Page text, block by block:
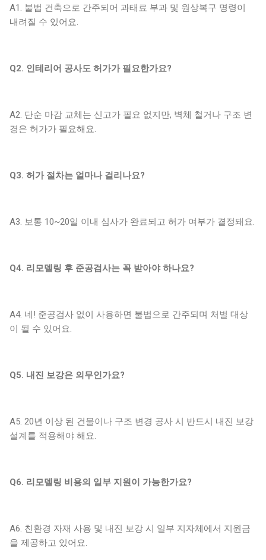
A1. 불법 건축으로 간주되어 과태료 부과 및 원상복구 명령이
내려질 수 있어요.
Q2. 인테리어 공사도 허가가 필요한가요?
A2. 단순 마감 교체는 신고가 필요 없지만, 벽체 철거나 구조 변
경은 허가가 필요해요.
Q3. 허가 절차는 얼마나 걸리나요?
A3. 보통 10~20일 이내 심사가 완료되고 허가 여부가 결정돼요.
Q4. 리모델링 후 준공검사는 꼭 받아야 하나요?
A4. 네! 준공검사 없이 사용하면 불법으로 간주되며 처벌 대상
이 될 수 있어요.
Q5. 내진 보강은 의무인가요?
A5. 20년 이상 된 건물이나 구조 변경 공사 시 반드시 내진 보강
설계를 적용해야 해요.
Q6. 리모델링 비용의 일부 지원이 가능한가요?
A6. 친환경 자재 사용 및 내진 보강 시 일부 지자체에서 지원금
을 제공하고 있어요.